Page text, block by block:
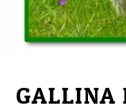
GALLINA